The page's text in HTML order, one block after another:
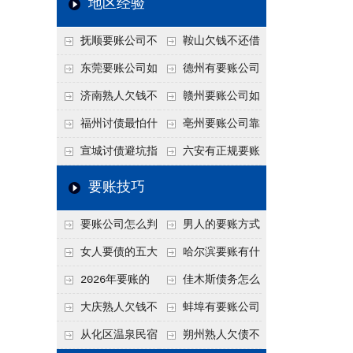
力企业化解应收账款
难题
地区经验
抚顺要账公司不
敢透漏的追回方法是
什么？
鞍山欠钱不还借
口太多？2026年这3
句反问话术，直接把
他后路堵死
东莞要账公司如
何有效要账讨债？20
26年合法追债经验总
结！
德州有要账公司
吗？如何合法讨债才
不沾风险？
济南熟人欠钱不
还？
赣州要账公司如
何有效讨债？合法追
债四步秘籍
福州讨债最怕什
么？2026年这两个关
键细节，做错就很难
亳州要账公司靠
谱吗？合法讨债四步
宣城讨债避坑指
南：2026年这2个细
回！
六安有正规要账
要账技巧
要账公司怎么判
断这个案子能不能
接？接案评估的标准
男人的要账方式
是什么呢？
女人要债的五大
绝招,轻松搞定
哈尔滨要账有什
么合法手段？2026年
最新追账方式总结！
2026年要账的
七个小方法
佳木斯债务怎么
追回呢？2026年成功
要账就用这2招
大庆熟人欠钱不
还躲猫猫？2026年这
蚌埠有要账公司
吗？2026年这3个方
从化区温泉民宿 朔州熟人欠债不